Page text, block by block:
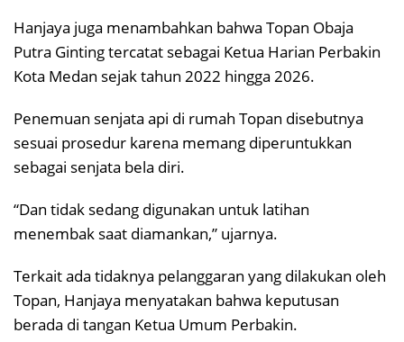
Hanjaya juga menambahkan bahwa Topan Obaja
Putra Ginting tercatat sebagai Ketua Harian Perbakin
Kota Medan sejak tahun 2022 hingga 2026.
Penemuan senjata api di rumah Topan disebutnya
sesuai prosedur karena memang diperuntukkan
sebagai senjata bela diri.
“Dan tidak sedang digunakan untuk latihan
menembak saat diamankan,” ujarnya.
Terkait ada tidaknya pelanggaran yang dilakukan oleh
Topan, Hanjaya menyatakan bahwa keputusan
berada di tangan Ketua Umum Perbakin.